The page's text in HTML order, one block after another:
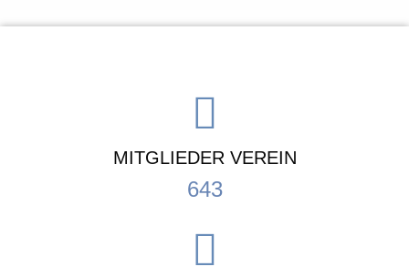
MITGLIEDER VEREIN
643